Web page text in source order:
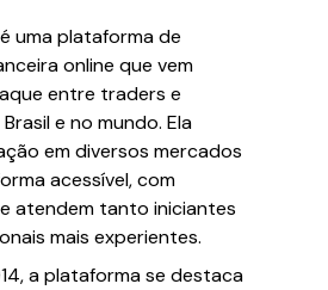
uma plataforma de
online que vem
entre traders e
e no mundo. Ela
em diversos mercados
acessível, com
atendem tanto iniciantes
mais experientes.
a plataforma se destaca